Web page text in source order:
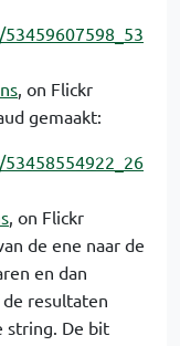
, on Flickr
gemaakt:
, on Flickr
de ene naar de
en dan
resultaten
string. De bit